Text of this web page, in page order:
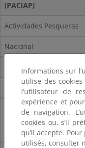
(PACIAP)
Actividades Pesqueras
Nacional
Operación ANTITOX V
Contra el uso ilegal de
Baleares, Ávila,
Tenerife, Las Palmas,
Salamanca
Informations sur
utilise des
l’utilisateur de
expérience et
de navigation.
cookies ou, s’il
qu’il accepte.
utilisés, consulter